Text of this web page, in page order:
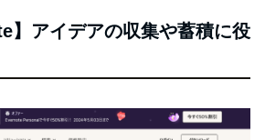
】アイデアの収集や蓄積に役